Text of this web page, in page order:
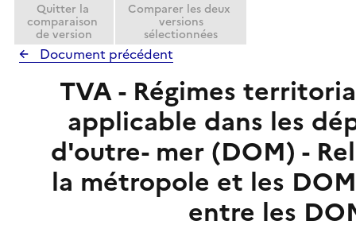
Quitter la
comparaison
de version
Comparer les deux
versions
sélectionnées
Document précédent
TVA - Régimes
applicable dans les
d'outre- mer (DOM) -
la métropole et les
entre les